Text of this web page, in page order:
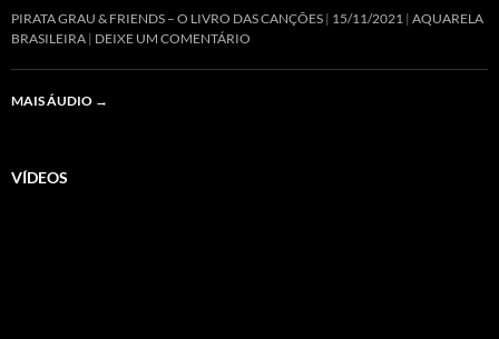
c
e
o
k
i
t
e
n
k
e
d
n
a
t
A
PIRATA GRAU & FRIENDS – O LIVRO DAS CANÇÕES 15/11/2021 AQUARELA
BRASILEIRA DEIXE UM COMENTÁRIO
MAIS ÁUDIO →
VÍDEOS